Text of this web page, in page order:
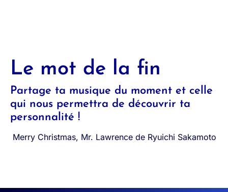
Le mot de la fin
Partage ta musique du moment et celle
qui nous permettra de découvrir ta
personnalité !
Merry Christmas, Mr. Lawrence de Ryuichi Sakamoto